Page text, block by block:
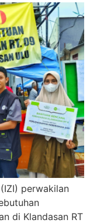
perwakilan
di Klandasan RT